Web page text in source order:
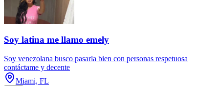
Soy latina me llamo emely
Soy venezolana busco pasarla bien con personas respetuosa
contáctame y decente
Miami, FL